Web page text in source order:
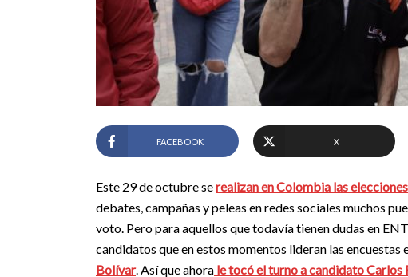
FACEBOOK X
Este 29 de octubre serealizan en Colombia las
debates, campañas y peleas en redes sociales muchos
voto. Pero para aquellos que todavía tienen dudas en
candidatos que en estos momentos lideran las encuestas
Bolívar. Así que ahora le tocó el turno a candidato Carlos